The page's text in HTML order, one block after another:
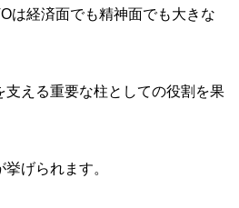
は経済面でも精神面でも大きな
支える重要な柱としての役割を果
げられます。